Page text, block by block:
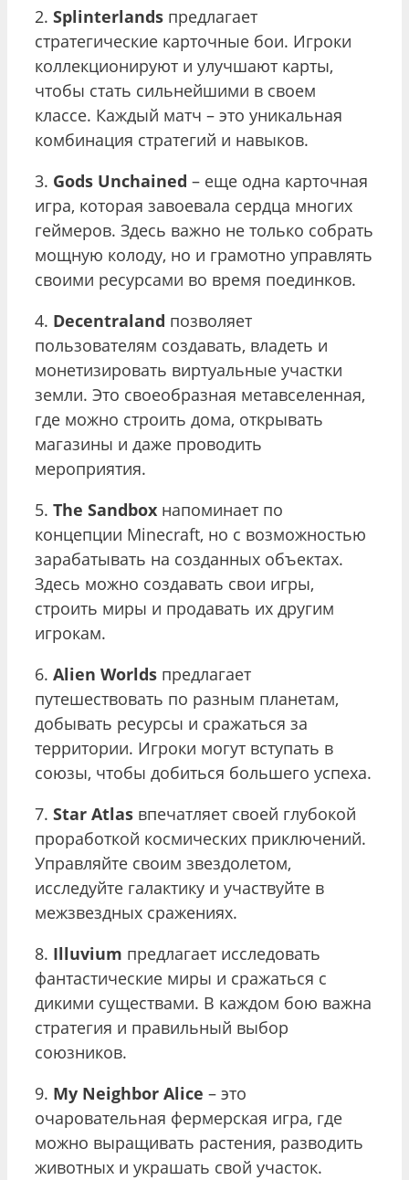
2. Splinterlands предлагает
стратегические карточные бои. Игроки
коллекционируют и улучшают карты,
чтобы стать сильнейшими в своем
классе. Каждый матч – это уникальная
комбинация стратегий и навыков.
3. Gods Unchained – еще одна карточная
игра, которая завоевала сердца многих
геймеров. Здесь важно не только собрать
мощную колоду, но и грамотно управлять
своими ресурсами во время поединков.
4. Decentraland позволяет
пользователям создавать, владеть и
монетизировать виртуальные участки
земли. Это своеобразная метавселенная,
где можно строить дома, открывать
магазины и даже проводить
мероприятия.
5. The Sandbox напоминает по
концепции Minecraft, но с возможностью
зарабатывать на созданных объектах.
Здесь можно создавать свои игры,
строить миры и продавать их другим
игрокам.
6. Alien Worlds предлагает
путешествовать по разным планетам,
добывать ресурсы и сражаться за
территории. Игроки могут вступать в
союзы, чтобы добиться большего успеха.
7. Star Atlas впечатляет своей глубокой
проработкой космических приключений.
Управляйте своим звездолетом,
исследуйте галактику и участвуйте в
межзвездных сражениях.
8. Illuvium предлагает исследовать
фантастические миры и сражаться с
дикими существами. В каждом бою важна
стратегия и правильный выбор
союзников.
9. My Neighbor Alice – это
очаровательная фермерская игра, где
можно выращивать растения, разводить
животных и украшать свой участок.